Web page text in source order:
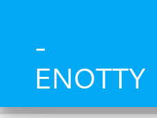
-
ENOTTY